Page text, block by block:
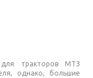
для тракторов МТЗ
однако, большие